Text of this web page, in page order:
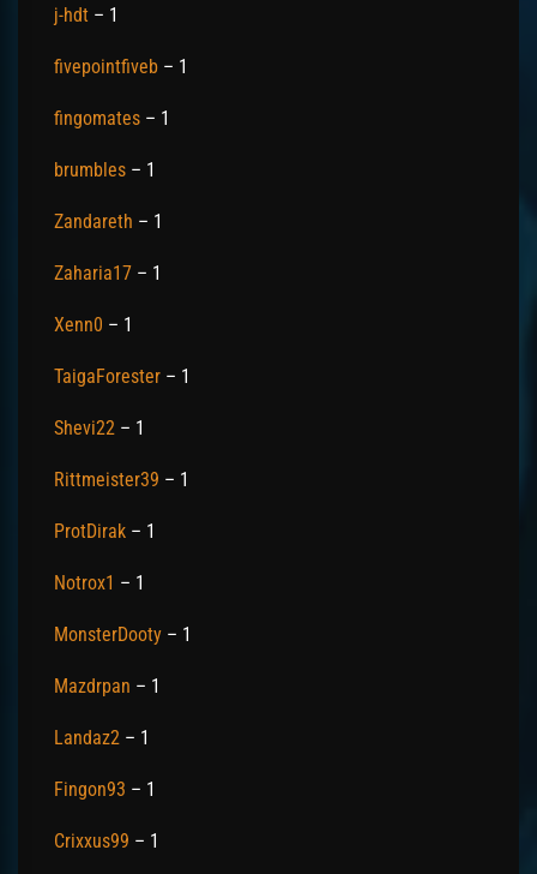
j-hdt – 1
fivepointfiveb – 1
fingomates – 1
brumbles – 1
Zandareth – 1
Zaharia17 – 1
Xenn0 – 1
TaigaForester – 1
Shevi22 – 1
Rittmeister39 – 1
ProtDirak – 1
Notrox1 – 1
MonsterDooty – 1
Mazdrpan – 1
Landaz2 – 1
Fingon93 – 1
Crixxus99 – 1